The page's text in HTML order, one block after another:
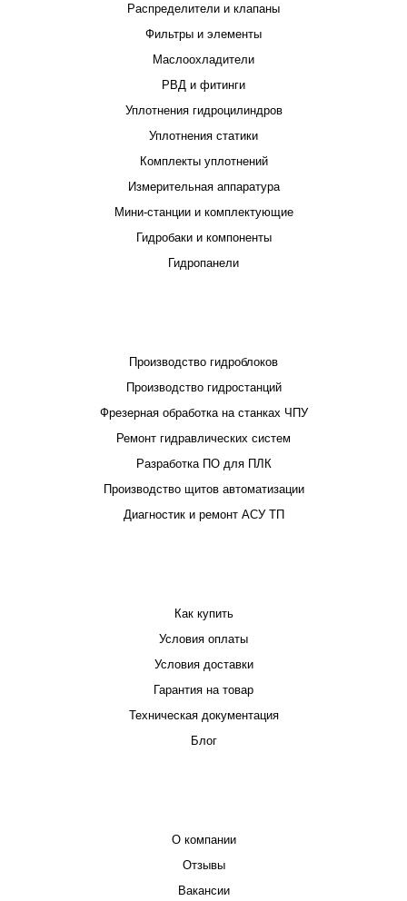
Распределители и клапаны
Фильтры и элементы
Маслоохладители
РВД и фитинги
Уплотнения гидроцилиндров
Уплотнения статики
Комплекты уплотнений
Измерительная аппаратура
Мини-станции и комплектующие
Гидробаки и компоненты
Гидропанели
Производство гидроблоков
Производство гидростанций
Фрезерная обработка на станках ЧПУ
Ремонт гидравлических систем
Разработка ПО для ПЛК
Производство щитов автоматизации
Диагностик и ремонт АСУ ТП
Как купить
Условия оплаты
Условия доставки
Гарантия на товар
Техническая документация
Блог
О компании
Отзывы
Вакансии